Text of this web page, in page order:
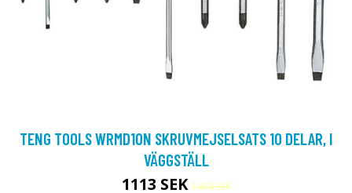
TENG TOOLS WRMD10N SKRUVMEJSELSATS 10 DELAR, I
VÄGGSTÄLL
1113 SEK1484 SEK